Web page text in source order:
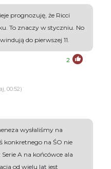
prognozuję, że Ricci
To znaczy w styczniu. No
do pierwszej 11.
2
00:52)
wysłaliśmy na
konkretnego na ŚO nie
A na końcówce ala
od wielu lat jest